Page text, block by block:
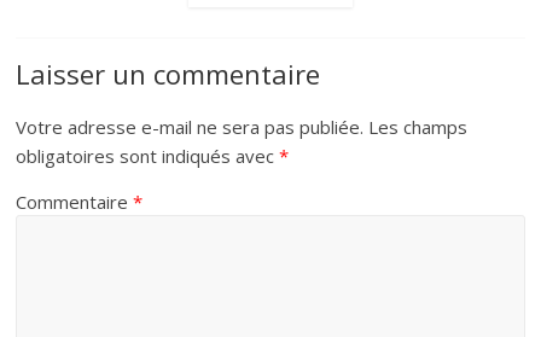
Laisser un commentaire
Votre adresse e-mail ne sera pas publiée. Les champs
obligatoires sont indiqués avec*
Commentaire*